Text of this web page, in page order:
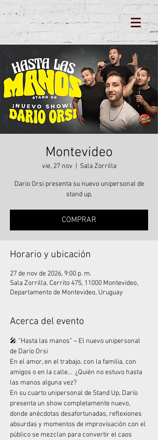
Montevideo
vie, 27 nov Sala Zorrilla
Dario Orsi presenta su nuevo unipersonal de
stand up.
COMPRAR
Horario y ubicación
27 de nov de 2026, 9:00 p. m.
Sala Zorrilla, Cerrito 475, 11000 Montevideo,
Departamento de Montevideo, Uruguay
Acerca del evento
🎤 “Hasta las manos” – El nuevo unipersonal
de Darío Orsi
En el amor, en el trabajo, con la familia, con
amigos o en la calle…  ¿Quién no estuvo hasta
las manos alguna vez?
En su cuarto unipersonal de Stand Up, Darío
presenta un show completamente nuevo,
donde anécdotas desafortunadas, reflexiones
absurdas y momentos de improvisación con el
público se mezclan para convertir el caos